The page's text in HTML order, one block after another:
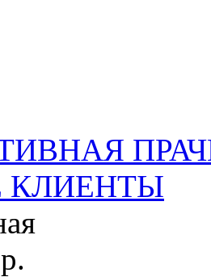
КЛИЕНТЫ